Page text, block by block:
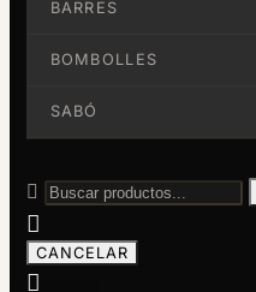
BARRES
BOMBOLLES
SABÓ


CANCELAR
